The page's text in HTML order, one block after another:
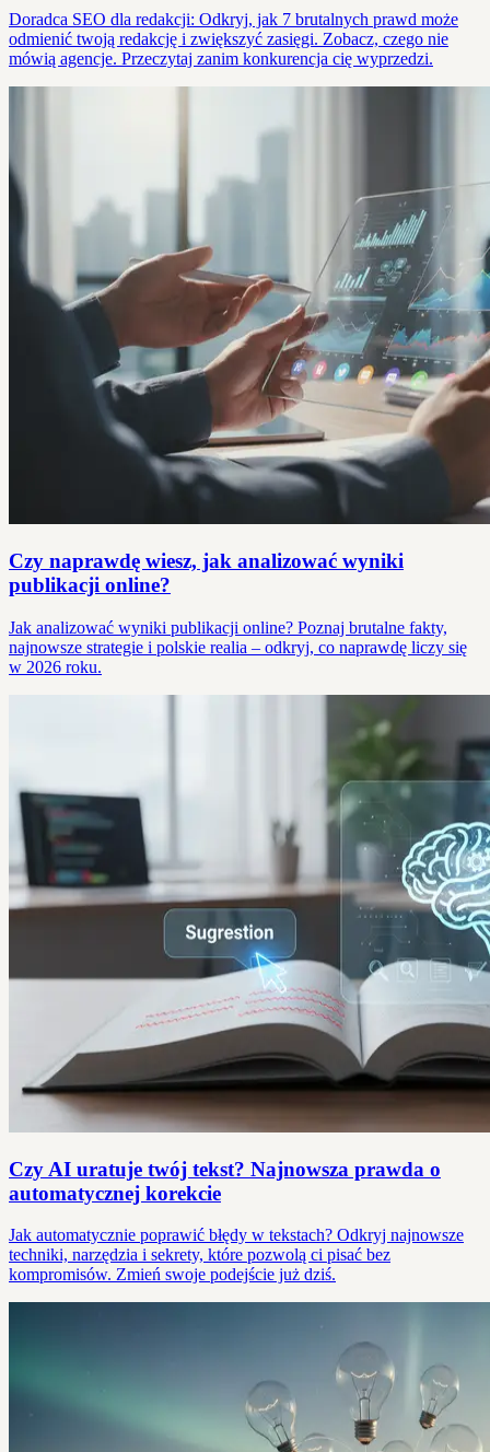
Doradca SEO dla redakcji: Odkryj, jak 7 brutalnych prawd może
odmienić twoją redakcję i zwiększyć zasięgi. Zobacz, czego nie
mówią agencje. Przeczytaj zanim konkurencja cię wyprzedzi.
Czy naprawdę wiesz, jak analizować wyniki
publikacji online?
Jak analizować wyniki publikacji online? Poznaj brutalne fakty,
najnowsze strategie i polskie realia – odkryj, co naprawdę liczy się
w 2026 roku.
Czy AI uratuje twój tekst? Najnowsza prawda o
automatycznej korekcie
Jak automatycznie poprawić błędy w tekstach? Odkryj najnowsze
techniki, narzędzia i sekrety, które pozwolą ci pisać bez
kompromisów. Zmień swoje podejście już dziś.